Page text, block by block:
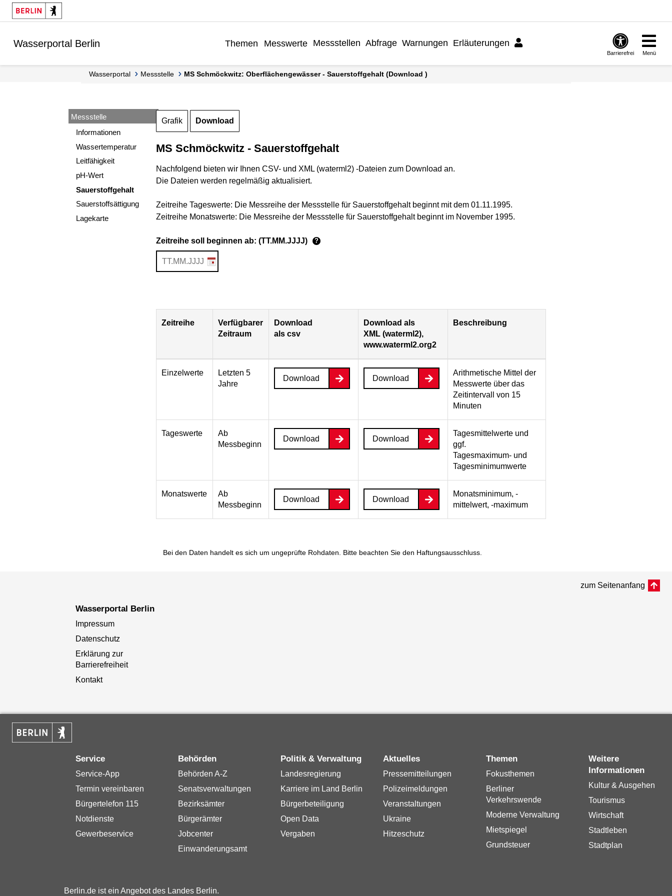
Springe zur Navigation
Springe zum Inhalt
Wasserportal Berlin Themen Messwerte Messstellen Abfrage Warnungen Erläuterungen
Barrierefrei Menü
Wasserportal Messstelle MS Schmöckwitz: Oberflächengewässer - Sauerstoffgehalt (Download )
Messstelle
Informationen
Wassertemperatur
Leitfähigkeit
pH-Wert
Sauerstoffgehalt
Sauerstoffsättigung
Lagekarte
Grafik Download
MS Schmöckwitz - Sauerstoffgehalt
Nachfolgend bieten wir Ihnen CSV- und XML (waterml2) -Dateien zum Download an.
Die Dateien werden regelmäßig aktualisiert.
Zeitreihe Tageswerte: Die Messreihe der Messstelle für Sauerstoffgehalt beginnt mit dem 01.11.1995.
Zeitreihe Monatswerte: Die Messreihe der Messstelle für Sauerstoffgehalt beginnt im November 1995.
Zeitreihe soll beginnen ab: (TT.MM.JJJJ) ?
Zeitreihe
Verfügbarer
Zeitraum
Download
als csv
Download als
XML (waterml2),
www.waterml2.org2
Beschreibung
Einzelwerte
Letzten 5
Jahre
Download Download
Arithmetische Mittel der
Messwerte über das
Zeitintervall von 15
Minuten
Tageswerte
Ab
Messbeginn
Download Download
Tagesmittelwerte und
ggf.
Tagesmaximum- und
Tagesminimumwerte
Monatswerte
Ab
Messbeginn
Download Download
Monatsminimum, -
mittelwert, -maximum
Bei den Daten handelt es sich um ungeprüfte Rohdaten. Bitte beachten Sie den Haftungsausschluss.
zum Seitenanfang
Wasserportal Berlin
Impressum
Datenschutz
Erklärung zur
Barrierefreiheit
Kontakt
Service
Service-App
Termin vereinbaren
Bürgertelefon 115
Notdienste
Gewerbeservice
Behörden
Behörden A-Z
Senatsverwaltungen
Bezirksämter
Bürgerämter
Jobcenter
Einwanderungsamt
Politik & Verwaltung
Landesregierung
Karriere im Land Berlin
Bürgerbeteiligung
Open Data
Vergaben
Aktuelles
Pressemitteilungen
Polizeimeldungen
Veranstaltungen
Ukraine
Hitzeschutz
Themen
Fokusthemen
Berliner
Verkehrswende
Moderne Verwaltung
Mietspiegel
Grundsteuer
Weitere
Informationen
Kultur & Ausgehen
Tourismus
Wirtschaft
Stadtleben
Stadtplan
Berlin.de ist ein Angebot des Landes Berlin.